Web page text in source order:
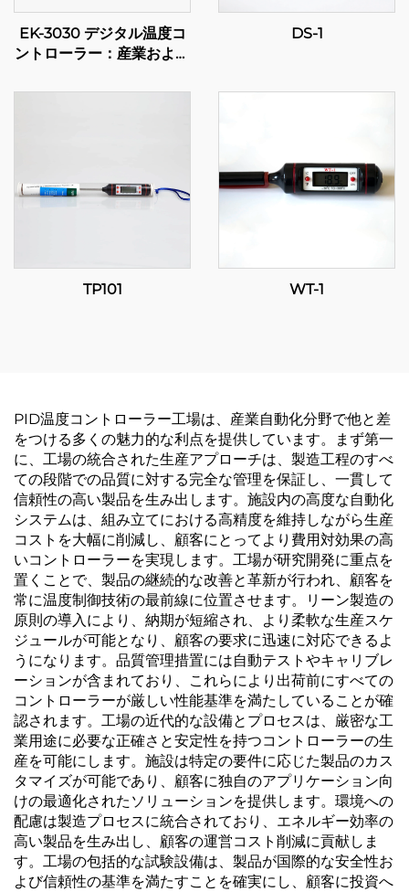
EK-3030 デジタル温度コ
ントローラー：産業および
度管理
DS-1
TP101 WT-1
PID温度コントローラー工場は、産業自動化分野で他と差
をつける多くの魅力的な利点を提供しています。まず第一
に、工場の統合された生産アプローチは、製造工程のすべ
ての段階での品質に対する完全な管理を保証し、一貫して
信頼性の高い製品を生み出します。施設内の高度な自動化
システムは、組み立てにおける高精度を維持しながら生産
コストを大幅に削減し、顧客にとってより費用対効果の高
いコントローラーを実現します。工場が研究開発に重点を
置くことで、製品の継続的な改善と革新が行われ、顧客を
常に温度制御技術の最前線に位置させます。リーン製造の
原則の導入により、納期が短縮され、より柔軟な生産スケ
ジュールが可能となり、顧客の要求に迅速に対応できるよ
うになります。品質管理措置には自動テストやキャリブレ
ーションが含まれており、これらにより出荷前にすべての
コントローラーが厳しい性能基準を満たしていることが確
認されます。工場の近代的な設備とプロセスは、厳密な工
業用途に必要な正確さと安定性を持つコントローラーの生
産を可能にします。施設は特定の要件に応じた製品のカス
タマイズが可能であり、顧客に独自のアプリケーション向
けの最適化されたソリューションを提供します。環境への
配慮は製造プロセスに統合されており、エネルギー効率の
高い製品を生み出し、顧客の運営コスト削減に貢献しま
す。工場の包括的な試験設備は、製品が国際的な安全性お
よび信頼性の基準を満たすことを確実にし、顧客に投資へ